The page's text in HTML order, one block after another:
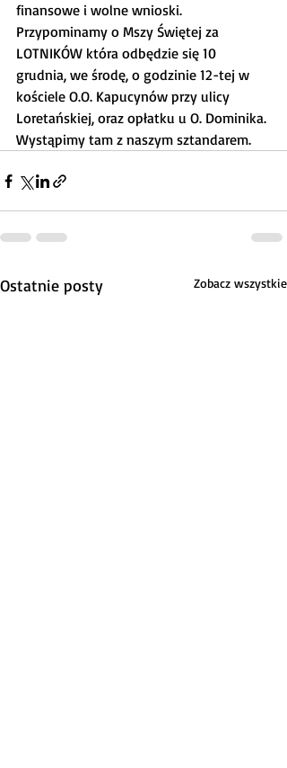
finansowe i wolne wnioski.
Przypominamy o Mszy Świętej za
LOTNIKÓW która odbędzie się 10
grudnia, we środę, o godzinie 12-tej w
kościele O.O. Kapucynów przy ulicy
Loretańskiej, oraz opłatku u O. Dominika.
Wystąpimy tam z naszym sztandarem.
Ostatnie posty Zobacz wszystkie